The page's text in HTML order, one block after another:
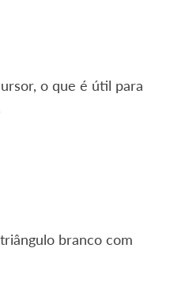
o que é útil para
branco com